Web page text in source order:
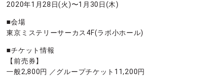
2020年1月28日(火)〜1月30日(木)
■会場
東京ミステリーサーカス4F(ラボ小ホール)
■チケット情報
【前売券】
一般2,800円 ／グループチケット11,200円